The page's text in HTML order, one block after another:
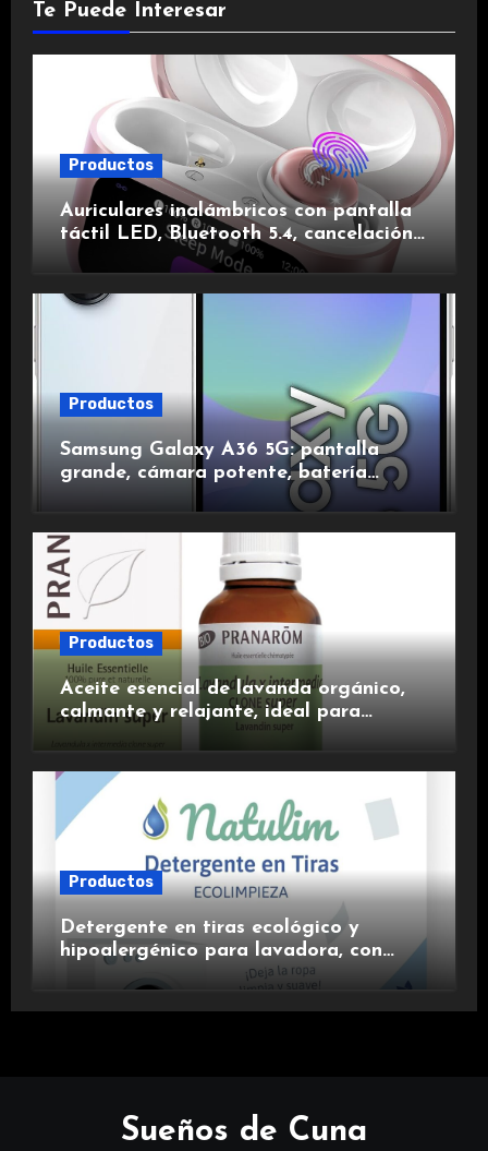
Te Puede Interesar
Productos
Auriculares inalámbricos con pantalla
táctil LED, Bluetooth 5.4, cancelación
de ruido, impermeables y de larga
duración.
Productos
Samsung Galaxy A36 5G: pantalla
grande, cámara potente, batería
duradera y carga rápida para una
experiencia premium.
Productos
Aceite esencial de lavanda orgánico,
calmante y relajante, ideal para
Productos
Detergente en tiras ecológico y
hipoalergénico para lavadora, con
suavizante incluido y fragancia de
lavanda.
Sueños de Cuna